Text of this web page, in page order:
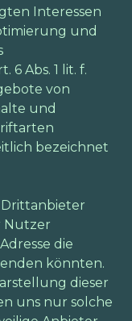
Interessen
und
6 Abs. 1 lit. f.
von
und
bezeichnet
Drittanbieter
Nutzer
die
könnten.
dieser
uns nur solche